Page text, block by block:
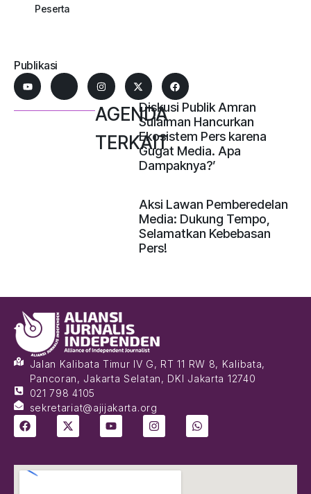
AGENDA
TERKAIT
Diskusi Publik Amran
Sulaiman Hancurkan
Ekosistem Pers karena
Gugat Media. Apa
Dampaknya?’
Aksi Lawan Pemberedelan
Media: Dukung Tempo,
Selamatkan Kebebasan
Pers!
Peserta
Publikasi
Jalan Kalibata Timur IV G, RT 11 RW 8, Kalibata,
Pancoran, Jakarta Selatan, DKI Jakarta 12740
021 798 4105
sekretariat@ajijakarta.org